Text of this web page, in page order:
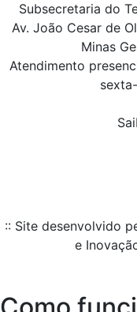
Subsecretaria do
Av. João Cesar de
Minas
Atendimento
:: Site desenvolvido
e